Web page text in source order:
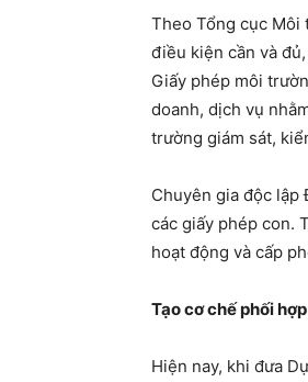
Theo Tổng cục Môi
điều kiện cần và
Giấy phép môi
doanh, dịch vụ
trường giám sát,
Chuyên gia độc lập
các giấy phép con.
hoạt động và cấp
Tạo cơ chế phối
Hiện nay, khi đưa